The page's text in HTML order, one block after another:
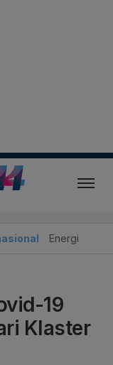
Energi
19
Klaster